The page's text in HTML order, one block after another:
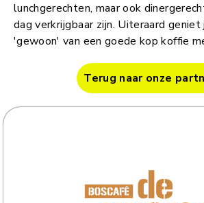
lunchgerechten, maar ook
dag verkrijgbaar zijn. Uiteraard geniet
'gewoon' van een goede kop koffie
Terug naar onze